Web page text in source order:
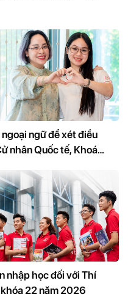
ngữ để xét điều
Quốc tế, Khoá
nhập học đối với Thí
22 năm 2026